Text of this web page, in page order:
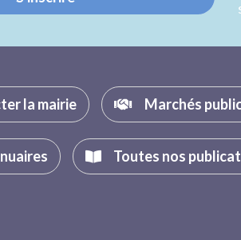
la mairie Marchés
Toutes nos